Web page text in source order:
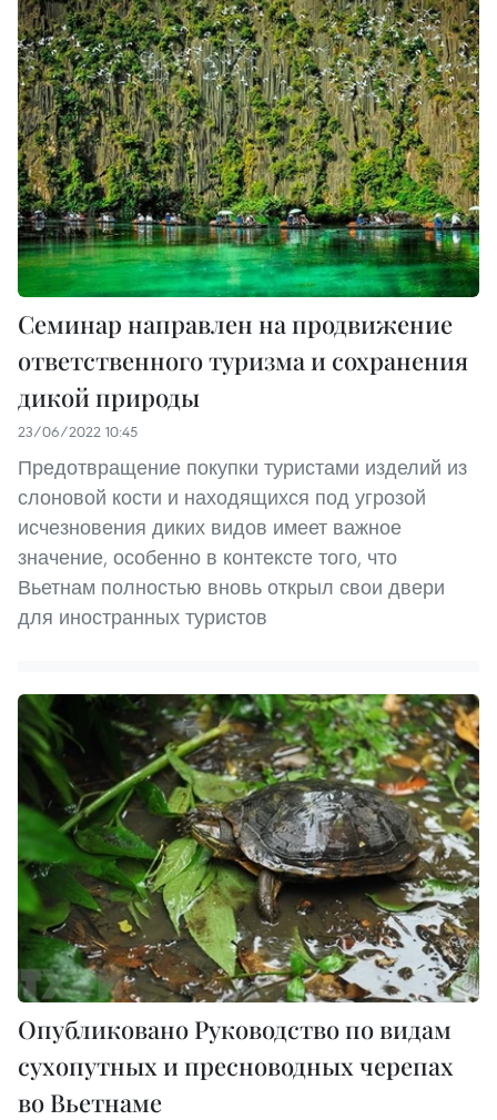
Семинар направлен на продвижение
ответственного туризма и сохранения
дикой природы
23/06/2022 10:45
Предотвращение покупки туристами изделий из
слоновой кости и находящихся под угрозой
исчезновения диких видов имеет важное
значение, особенно в контексте того, что
Вьетнам полностью вновь открыл свои двери
для иностранных туристов
Опубликовано Руководство по видам
сухопутных и пресноводных черепах
во Вьетнаме